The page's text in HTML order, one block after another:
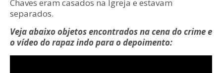
Chaves eram casados na Igreja e estavam
separados.
Veja abaixo objetos encontrados na cena do crime e
o vídeo do rapaz indo para o depoimento: